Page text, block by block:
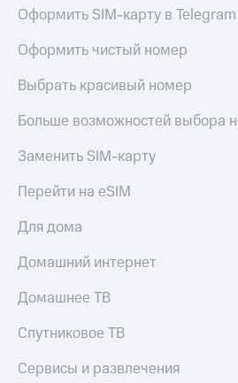
Оформить SIM-карту в Telegram
Оформить чистый номер
Выбрать красивый номер
Больше возможностей выбора
Заменить SIM-карту
Перейти на eSIM
Для дома
Домашний интернет
Домашнее ТВ
Спутниковое ТВ
Сервисы и развлечения